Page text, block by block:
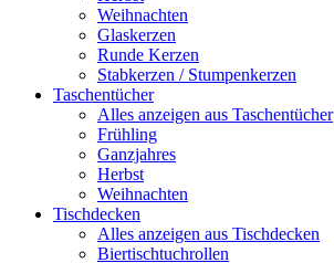
Weihnachten
Glaskerzen
Runde Kerzen
Stabkerzen / Stumpenkerzen
Taschentücher
Alles anzeigen aus Taschentücher
Frühling
Ganzjahres
Herbst
Weihnachten
Tischdecken
Alles anzeigen aus Tischdecken
Biertischtuchrollen